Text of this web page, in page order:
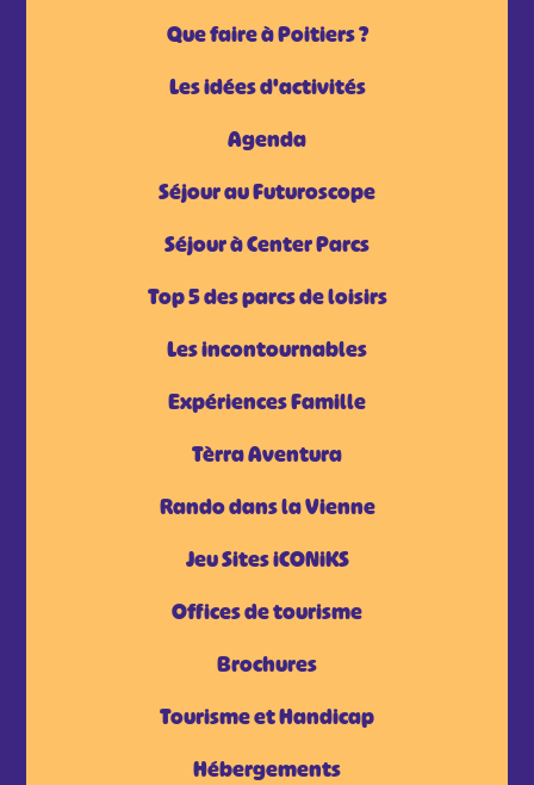
Que faire à Poitiers ?
Les idées d'activités
Agenda
Séjour au Futuroscope
Séjour à Center Parcs
Top 5 des parcs de loisirs
Les incontournables
Expériences Famille
Tèrra Aventura
Rando dans la Vienne
Jeu Sites iCONiKS
Offices de tourisme
Brochures
Tourisme et Handicap
Hébergements